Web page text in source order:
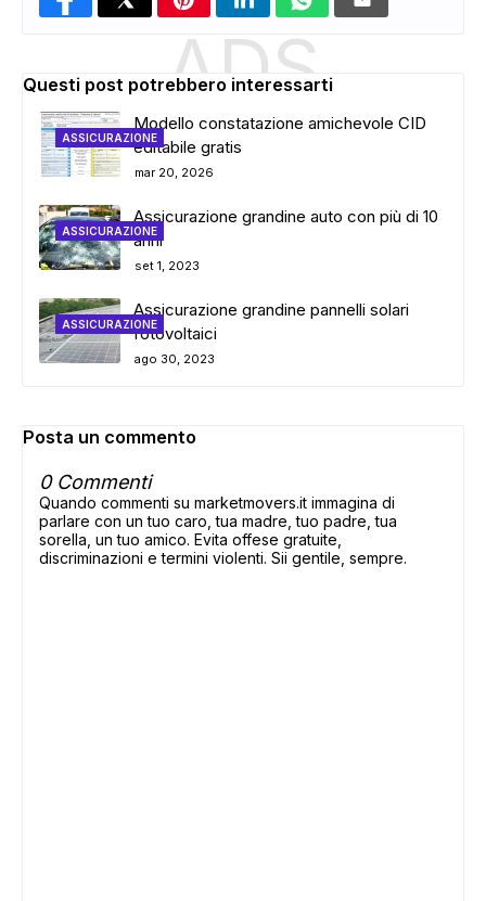
ADS
Questi post potrebbero interessarti
ASSICURAZIONE
Modello constatazione amichevole CID
editabile gratis
mar 20, 2026
ASSICURAZIONE
Assicurazione grandine auto con più di 10
anni
set 1, 2023
ASSICURAZIONE
Assicurazione grandine pannelli solari
fotovoltaici
ago 30, 2023
Posta un commento
0 Commenti
Quando commenti su marketmovers.it immagina di
parlare con un tuo caro, tua madre, tuo padre, tua
sorella, un tuo amico. Evita offese gratuite,
discriminazioni e termini violenti. Sii gentile, sempre.